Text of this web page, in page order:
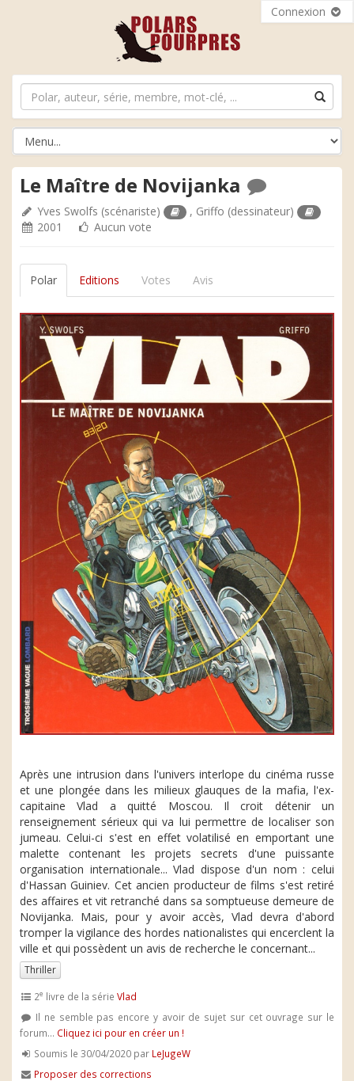
Connexion
Le Maître de Novijanka
Yves Swolfs (scénariste) , Griffo (dessinateur)
2001
Aucun vote
Polar Editions Votes Avis
Après une intrusion dans l'univers interlope du cinéma russe
et une plongée dans les milieux glauques de la mafia, l'ex-
capitaine Vlad a quitté Moscou. Il croit détenir un
renseignement sérieux qui va lui permettre de localiser son
jumeau. Celui-ci s'est en effet volatilisé en emportant une
malette contenant les projets secrets d'une puissante
organisation internationale... Vlad dispose d'un nom : celui
d'Hassan Guiniev. Cet ancien producteur de films s'est retiré
des affaires et vit retranché dans sa somptueuse demeure de
Novijanka. Mais, pour y avoir accès, Vlad devra d'abord
tromper la vigilance des hordes nationalistes qui encerclent la
ville et qui possèdent un avis de recherche le concernant...
Thriller
2e livre de la sérieVlad
Il ne semble pas encore y avoir de sujet sur cet ouvrage sur le
forum... Cliquez ici pour en créer un !
Soumis le 30/04/2020 par LeJugeW
Proposer des corrections